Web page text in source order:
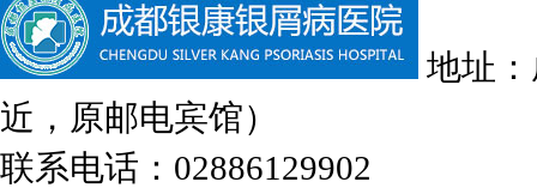
地址
近，原邮电宾馆）
联系电话：02886129902